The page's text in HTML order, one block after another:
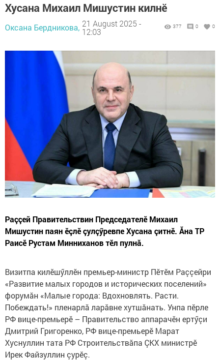
Хусана Михаил Мишустин килнӗ
Оксана Бердникова, 21 August 2025 -
12:03
377 0 0
Раççей Правительствин Председателӗ Михаил
Мишустин паян ӗçлӗ çулçӳревпе Хусана çитнӗ. Ăна ТР
Раисӗ Рустам Минниханов тӗл пулнă.
Визитпа килӗшӳллӗн премьер-министр Пӗтӗм Раççейри
«Развитие малых городов и исторических поселений»
форумăн «Малые города: Вдохновлять. Расти.
Побеждать!» пленарлă ларăвне хутшăнать. Унпа пӗрле
РФ вице-премьерӗ – Правительство аппарачӗн ертӳçи
Дмитрий Григоренко, РФ вице-премьерӗ Марат
Хуснуллин тата РФ Строительствăпа ÇКХ министрӗ
Ирек Файзуллин çурӗç.